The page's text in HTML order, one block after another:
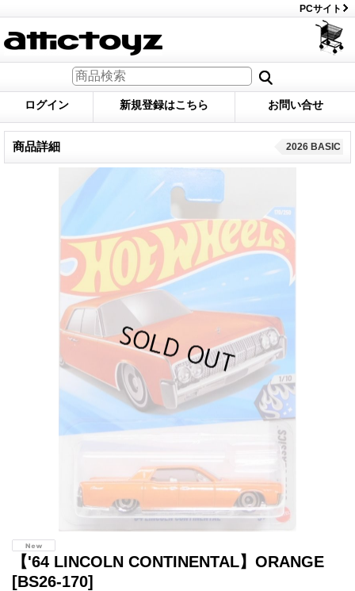
PCサイト
ログイン 新規登録はこちら お問い合せ
商品詳細 2026 BASIC
【'64 LINCOLN CONTINENTAL】ORANGE
[BS26-170]